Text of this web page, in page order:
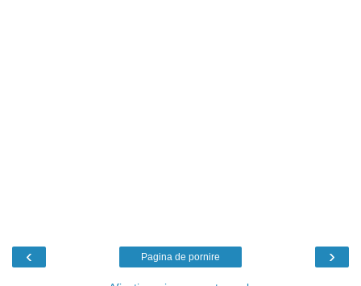
‹ ›
Pagina de pornire